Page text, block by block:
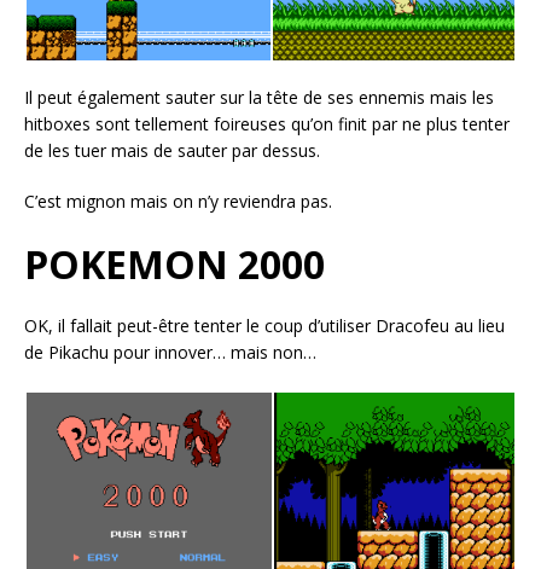
Il peut également sauter sur la tête de ses ennemis mais les
hitboxes sont tellement foireuses qu’on finit par ne plus tenter
de les tuer mais de sauter par dessus.
C’est mignon mais on n’y reviendra pas.
POKEMON 2000
OK, il fallait peut-être tenter le coup d’utiliser Dracofeu au lieu
de Pikachu pour innover… mais non…